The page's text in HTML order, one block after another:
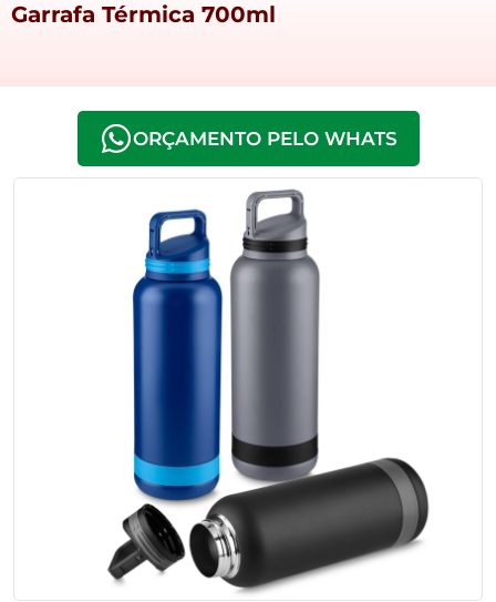
Garrafa Térmica 700ml
ORÇAMENTO PELO WHATS